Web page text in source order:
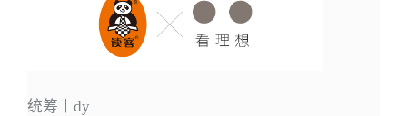
统筹丨dy